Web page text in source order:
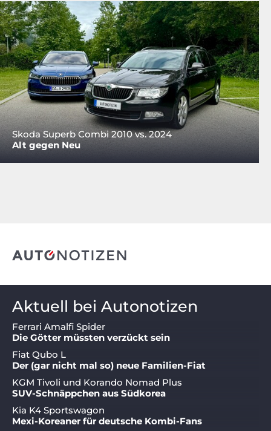
Skoda Superb Combi 2010 vs. 2024
Alt gegen Neu
Aktuell bei Autonotizen
Ferrari Amalfi Spider
Die Götter müssten verzückt sein
Fiat Qubo L
Der (gar nicht mal so) neue Familien-Fiat
KGM Tivoli und Korando Nomad Plus
SUV-Schnäppchen aus Südkorea
Kia K4 Sportswagon
Mexi-Koreaner für deutsche Kombi-Fans